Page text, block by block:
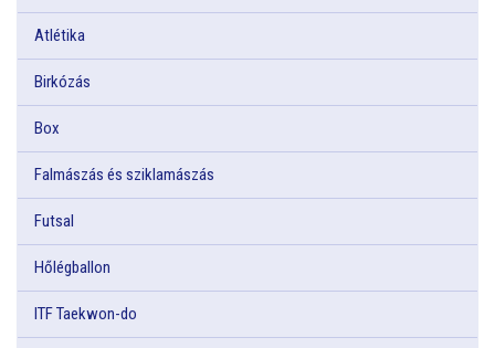
Atlétika
Birkózás
Box
Falmászás és sziklamászás
Futsal
Hőlégballon
ITF Taekwon-do